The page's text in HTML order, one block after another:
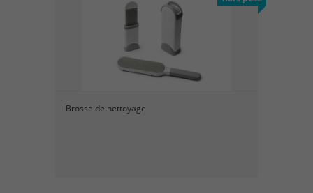
Brosse de nettoyage